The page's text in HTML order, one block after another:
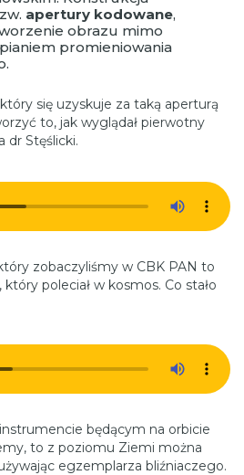
apertury kodowane,
obrazu mimo
promieniowania
się uzyskuje za taką aperturą
to, jak wyglądał pierwotny
dr Stęślicki.
zobaczyliśmy w CBK PAN to
poleciał w kosmos. Co stało
będącym na orbicie
to z poziomu Ziemi można
egzemplarza bliźniaczego.